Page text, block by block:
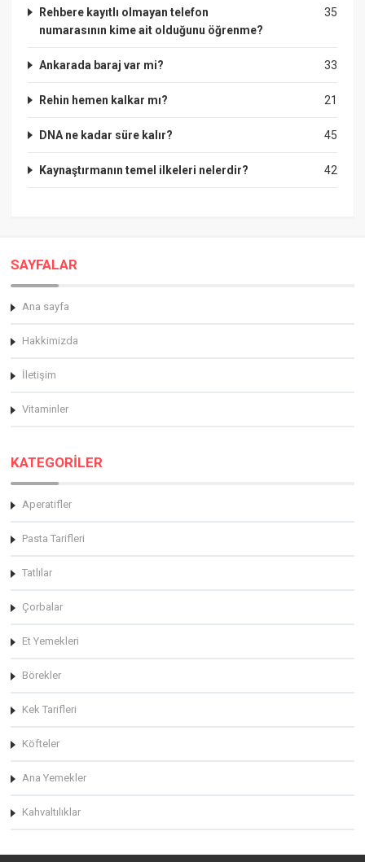
35
Rehbere kayıtlı olmayan telefon
numarasının kime ait olduğunu öğrenme?
33
Ankarada baraj var mi?
21
Rehin hemen kalkar mı?
45
DNA ne kadar süre kalır?
42
Kaynaştırmanın temel ilkeleri nelerdir?
SAYFALAR
Ana sayfa
Hakkimizda
İletişim
Vitaminler
KATEGORİLER
Aperatifler
Pasta Tarifleri
Tatlılar
Çorbalar
Et Yemekleri
Börekler
Kek Tarifleri
Köfteler
Ana Yemekler
Kahvaltılıklar